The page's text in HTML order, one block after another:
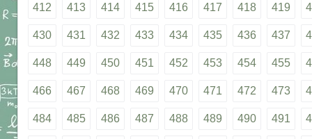
412 413 414 415 416 417 418 419
430 431 432 433 434 435 436 437
448 449 450 451 452 453 454 455
466 467 468 469 470 471 472 473
484 485 486 487 488 489 490 491